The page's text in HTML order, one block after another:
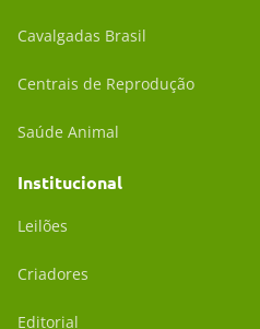
Cavalgadas Brasil
Centrais de Reprodução
Saúde Animal
Institucional
Leilões
Criadores
Editorial